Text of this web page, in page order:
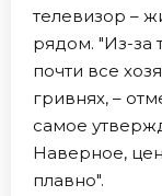
телевизор –
рядом. "Из-за
почти все
гривнях, –
самое
Наверное,
плавно".